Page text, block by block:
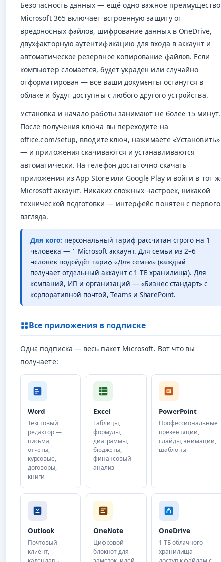
Безопасность данных — ещё одно важное
Microsoft 365 включает встроенную защиту от
вредоносных файлов, шифрование данных в OneDrive,
двухфакторную аутентификацию для входа в аккаунт и
автоматическое резервное копирование файлов. Если
компьютер сломается, будет украден или случайно
отформатирован — все ваши документы останутся в
облаке и будут доступны с любого другого устройства.
Установка и начало работы занимают не более 15 минут.
После получения ключа вы переходите на
office.com/setup, вводите ключ, нажимаете «Установить»
— и приложения скачиваются и устанавливаются
автоматически. На телефон достаточно скачать
приложения из App Store или Google Play и войти в тот
Microsoft аккаунт. Никаких сложных настроек, никакой
технической подготовки — интерфейс понятен с первого
взгляда.
Для кого: персональный тариф рассчитан строго на 1
человека — 1 Microsoft аккаунт. Для семьи из 2–6
человек подойдёт тариф «Для семьи» (каждый
получает отдельный аккаунт с 1 ТБ хранилища). Для
компаний, ИП и организаций — «Бизнес стандарт» с
корпоративной почтой, Teams и SharePoint.
Все приложения в подписке
Одна подписка — весь пакет Microsoft. Вот что вы
получаете:
Word
Текстовый
редактор —
письма,
отчёты,
курсовые,
договоры,
книги
Excel
Таблицы,
формулы,
диаграммы,
бюджеты,
финансовый
анализ
PowerPoint
Профессиональные
презентации,
слайды, анимации,
шаблоны
Outlook
Почтовый
клиент,
календарь,
OneNote
Цифровой
блокнот для
заметок, идей,
OneDrive
1 ТБ облачного
хранилища —
доступ к файлам с